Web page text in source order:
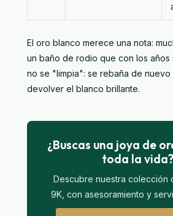
El oro blanco merece una nota:
un baño de rodio que con los años
no se "limpia": se rebaña de
devolver el blanco brillante.
¿Buscas una joya de
toda la vida?
Descubre nuestra colección
9K, con asesoramiento y